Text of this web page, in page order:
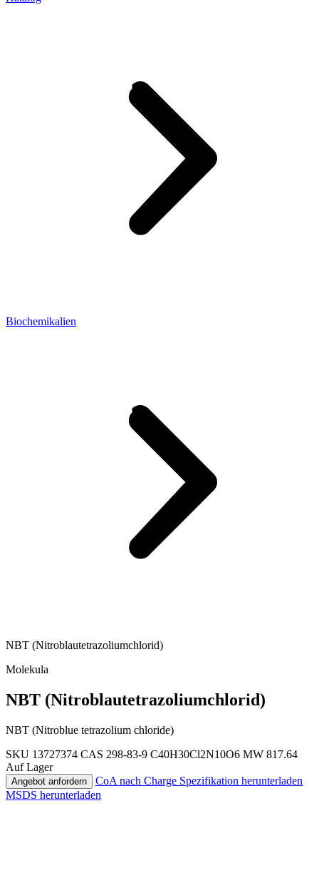
Biochemikalien
NBT (Nitroblautetrazoliumchlorid)
Molekula
NBT (Nitroblautetrazoliumchlorid)
NBT (Nitroblue tetrazolium chloride)
SKU 13727374 CAS 298-83-9 C40H30Cl2N10O6 MW 817.64
Auf Lager
Angebot anfordern CoA nach Charge Spezifikation herunterladen
MSDS herunterladen